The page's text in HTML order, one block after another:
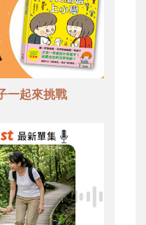
一起來挑戰